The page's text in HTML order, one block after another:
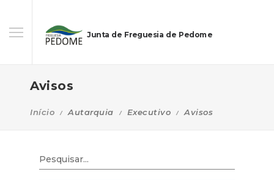
Junta de Freguesia de Pedome
Avisos
Início Autarquia Executivo Avisos